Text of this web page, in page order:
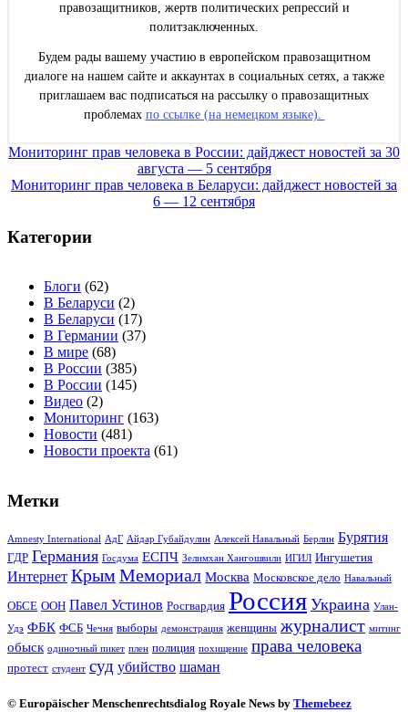
правозащитников, жертв политических репрессий и
политзаключенных.
Будем рады вашему участию в европейском правозащитном
диалоге на нашем сайте и аккаунтах в социальных сетях, а также
приглашаем вас подписаться на рассылку о правозащитных
проблемах по ссылке (на немецком языке).
Навигация
по
Мониторинг прав человека в России: дайджест новостей за 30
августа — 5 сентября
Мониторинг прав человека в Беларуси: дайджест новостей за
6 — 12 сентября
Категории
Блоги (62)
В Беларуси (2)
В Беларуси (17)
В Германии (37)
В мире (68)
В России (385)
В России (145)
Видео (2)
Мониторинг (163)
Новости (481)
Новости проекта (61)
Метки
Amnesty International АдГ Айдар Губайдулин Алексей Навальный Берлин Бурятия
ГДР Германия Госдума ЕСПЧ Зелимхан Хангошвили ИГИЛ Ингушетия
Интернет Крым Мемориал Москва Московское дело Навальный
ОБСЕ ООН Павел Устинов Росгвардия Россия Украина Улан-
Удэ ФБК ФСБ Чечня выборы демонстрация женщины журналист митинг
обыск одиночный пикет плен полиция похищение права человека
протест студент суд убийство шаман
© Europäischer Menschenrechtsdialog Royale News by Themebeez